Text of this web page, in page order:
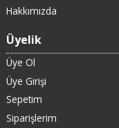
Hakkımızda
Üyelik
Üye Ol
Üye Girişi
Sepetim
Siparişlerim